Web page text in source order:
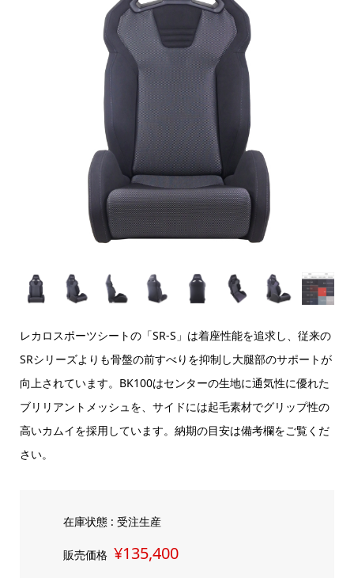
レカロスポーツシートの「SR-S」は着座性能を追求し、従来の
SRシリーズよりも骨盤の前すべりを抑制し大腿部のサポートが
向上されています。BK100はセンターの生地に通気性に優れた
ブリリアントメッシュを、サイドには起毛素材でグリップ性の
高いカムイを採用しています。納期の目安は備考欄をご覧くだ
さい。
在庫状態 : 受注生産
販売価格 ¥135,400